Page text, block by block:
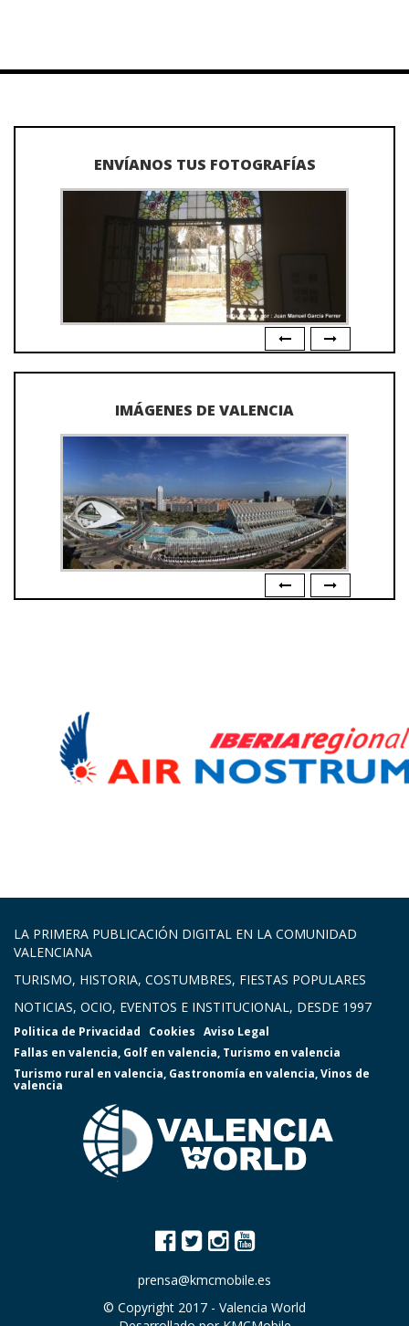
ENVÍANOS TUS FOTOGRAFÍAS
IMÁGENES DE VALENCIA
LA PRIMERA PUBLICACIÓN DIGITAL EN LA COMUNIDAD
VALENCIANA
TURISMO, HISTORIA, COSTUMBRES, FIESTAS POPULARES
NOTICIAS, OCIO, EVENTOS E INSTITUCIONAL, DESDE 1997
Politica de Privacidad Cookies Aviso Legal
Fallas en valencia, Golf en valencia, Turismo en valencia
Turismo rural en valencia, Gastronomía en valencia,Vinos de
valencia
prensa@kmcmobile.es
© Copyright 2017 - Valencia World